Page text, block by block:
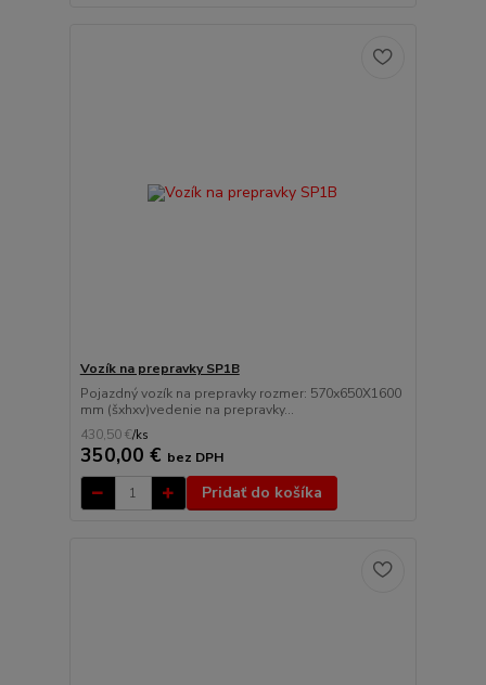
Vozík na prepravky SP1B
Pojazdný vozík na prepravky rozmer: 570x650X1600
mm (šxhxv)vedenie na prepravky...
430,50 €/ks
350,00 € bez DPH
Pridať do košíka